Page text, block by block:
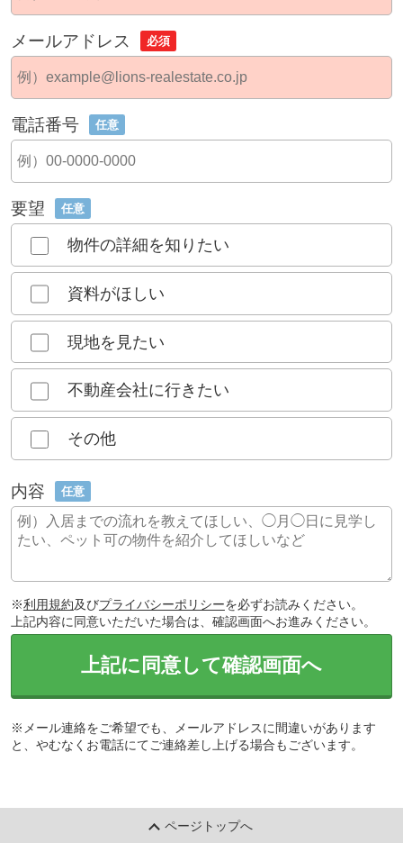
メールアドレス 必須
電話番号 任意
要望 任意
物件の詳細を知りたい
資料がほしい
現地を見たい
不動産会社に行きたい
その他
内容 任意
※利用規約及びプライバシーポリシーを必ずお読みください。
上記内容に同意いただいた場合は、確認画面へお進みください。
上記に同意して確認画面へ
※メール連絡をご希望でも、メールアドレスに間違いがあります
と、やむなくお電話にてご連絡差し上げる場合もございます。
ページトップへ